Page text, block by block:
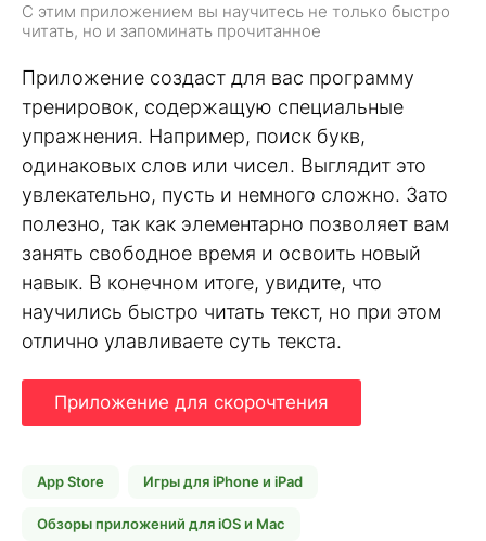
С этим приложением вы научитесь не только быстро
читать, но и запоминать прочитанное
Приложение создаст для вас программу
тренировок, содержащую специальные
упражнения. Например, поиск букв,
одинаковых слов или чисел. Выглядит это
увлекательно, пусть и немного сложно. Зато
полезно, так как элементарно позволяет вам
занять свободное время и освоить новый
навык. В конечном итоге, увидите, что
научились быстро читать текст, но при этом
отлично улавливаете суть текста.
Приложение для скорочтения
App Store Игры для iPhone и iPad
Обзоры приложений для iOS и Mac